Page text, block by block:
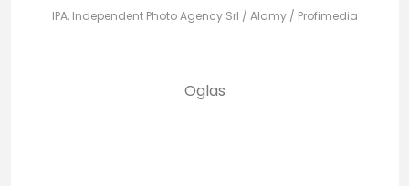
IPA, Independent Photo Agency Srl / Alamy / Profimedia